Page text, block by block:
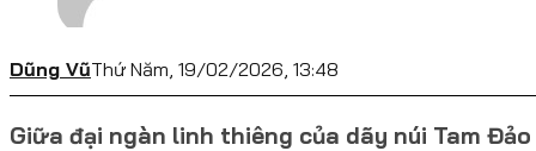
Dũng VũThứ Năm, 19/02/2026, 13:48
Giữa đại ngàn linh thiêng của dãy núi Tam